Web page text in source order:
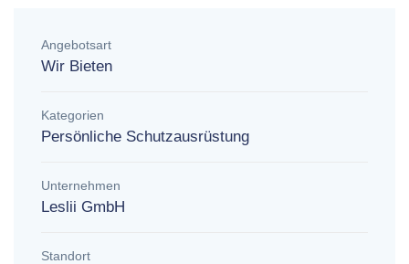
Angebotsart
Wir Bieten
Kategorien
Persönliche Schutzausrüstung
Unternehmen
Leslii GmbH
Standort